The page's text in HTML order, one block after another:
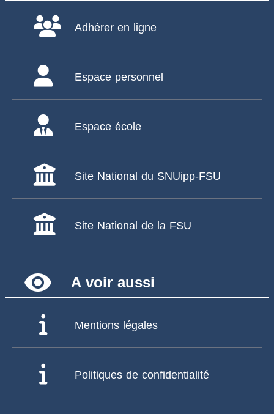
Adhérer en ligne
Espace personnel
Espace école
Site National du SNUipp-FSU
Site National de la FSU
remove_red_eye A voir aussi
Mentions légales
Politiques de confidentialité